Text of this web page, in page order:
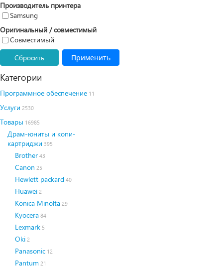
Производитель принтера
Samsung
Оригинальный / совместимый
Совместимый
Сбросить
Применить
Категории
Программное обеспечение 11
Услуги 2530
Товары 16985
Драм-юниты и копи-
картриджи 395
Brother 43
Canon 25
Hewlett packard 40
Huawei 2
Konica Minolta 29
Kyocera 84
Lexmark 5
Oki 2
Panasonic 12
Pantum 21